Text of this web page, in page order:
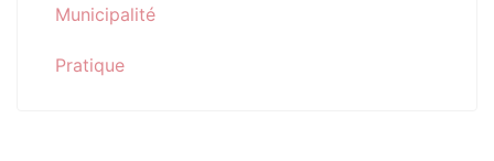
Municipalité
Pratique